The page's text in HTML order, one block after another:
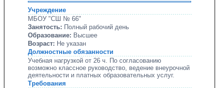
Учреждение
МБОУ "СШ № 66"
Занятость: Полный рабочий день
Образование: Высшее
Возраст: Не указан
Должностные обязанности
Учебная нагрузкой от 26 ч. По согласованию
возможно классное руководство, ведение внеурочной
деятельности и платных образовательных услуг.
Требования